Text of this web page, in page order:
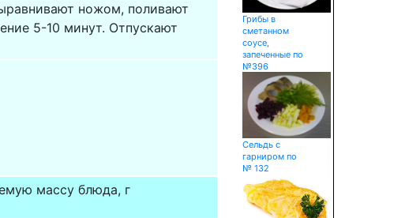
ножом, поливают
5-10 минут. Отпускают
массу блюда, г
Грибы в
сметанном
соусе,
запеченные по
№396
Сельдь с
гарниром по
№ 132